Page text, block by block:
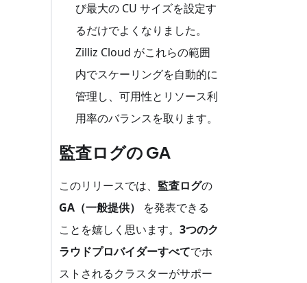
び最大の CU サイズを設定す
るだけでよくなりました。
Zilliz Cloud がこれらの範囲
内でスケーリングを自動的に
管理し、可用性とリソース利
用率のバランスを取ります。
監査ログの GA
このリリースでは、 監査ログの
GA（一般提供）
を発表できる
ことを嬉しく思います。3つのク
ラウドプロバイダーすべてでホ
ストされるクラスターがサポー